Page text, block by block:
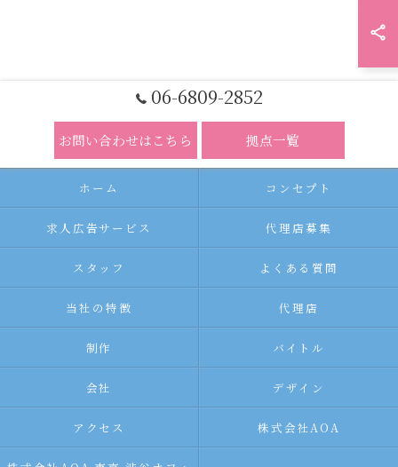
06-6809-2852
お問い合わせはこちら 拠点一覧
ホーム コンセプト
求人広告サービス 代理店募集
スタッフ よくある質問
当社の特徴 代理店
制作 バイトル
会社 デザイン
アクセス 株式会社AOA